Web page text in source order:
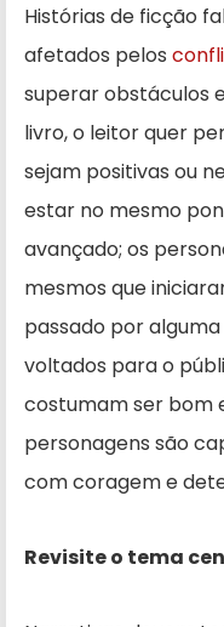
Histórias de ficção
afetados pelos
superar obstáculos
livro, o leitor quer
sejam positivas ou
estar no mesmo
avançado; os
mesmos que
passado por
voltados para o
costumam ser bom
personagens são
com coragem e
Revisite o tema